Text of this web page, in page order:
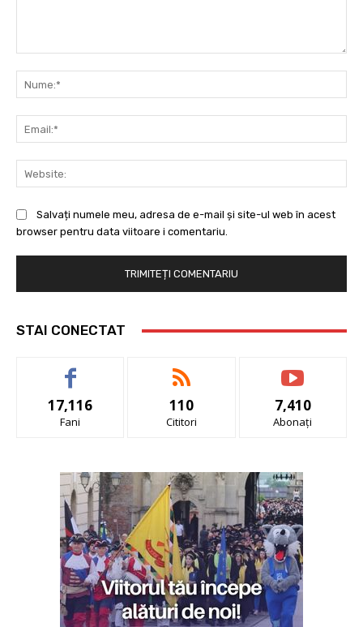
Salvați numele meu, adresa de e-mail și site-ul web în acest
browser pentru data viitoare i comentariu.
STAI CONECTAT
17,116
Fani
110
Cititori
7,410
Abonați